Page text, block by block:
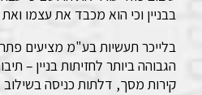
בבניין וכי הוא מכבד את עצמו ואת
בלייכר תעשיות בע"מ מציעים
הגבוהה ביותר לחזיתות בניין –
קירות מסך, דלתות כניסה בשילוב